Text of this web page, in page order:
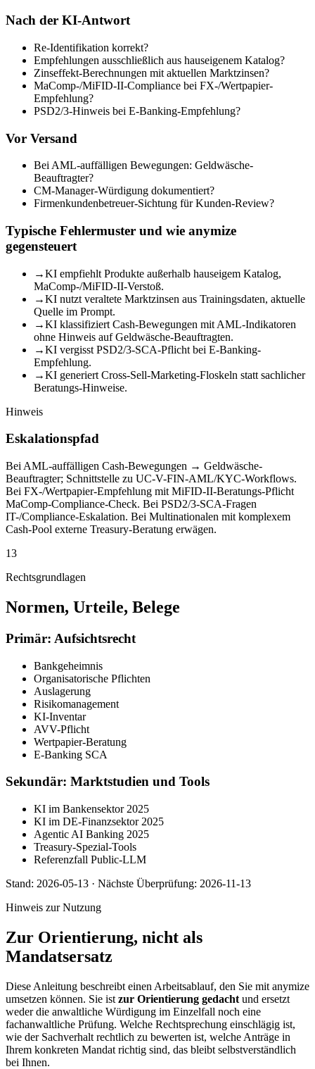
Nach der KI-Antwort
Re-Identifikation korrekt?
Empfehlungen ausschließlich aus hauseigenem Katalog?
Zinseffekt-Berechnungen mit aktuellen Marktzinsen?
MaComp-/MiFID-II-Compliance bei FX-/Wertpapier-
Empfehlung?
PSD2/3-Hinweis bei E-Banking-Empfehlung?
Vor Versand
Bei AML-auffälligen Bewegungen: Geldwäsche-
Beauftragter?
CM-Manager-Würdigung dokumentiert?
Firmenkundenbetreuer-Sichtung für Kunden-Review?
Typische Fehlermuster und wie anymize
gegensteuert
→KI empfiehlt Produkte außerhalb hauseigem Katalog,
MaComp-/MiFID-II-Verstoß.
→KI nutzt veraltete Marktzinsen aus Trainingsdaten, aktuelle
Quelle im Prompt.
→KI klassifiziert Cash-Bewegungen mit AML-Indikatoren
ohne Hinweis auf Geldwäsche-Beauftragten.
→KI vergisst PSD2/3-SCA-Pflicht bei E-Banking-
Empfehlung.
→KI generiert Cross-Sell-Marketing-Floskeln statt sachlicher
Beratungs-Hinweise.
Hinweis
Eskalationspfad
Bei AML-auffälligen Cash-Bewegungen → Geldwäsche-
Beauftragter; Schnittstelle zu UC-V-FIN-AML/KYC-Workflows.
Bei FX-/Wertpapier-Empfehlung mit MiFID-II-Beratungs-Pflicht
MaComp-Compliance-Check. Bei PSD2/3-SCA-Fragen
IT-/Compliance-Eskalation. Bei Multinationalen mit komplexem
Cash-Pool externe Treasury-Beratung erwägen.
13
Rechtsgrundlagen
Normen, Urteile, Belege
Primär: Aufsichtsrecht
Bankgeheimnis
Organisatorische Pflichten
Auslagerung
Risikomanagement
KI-Inventar
AVV-Pflicht
Wertpapier-Beratung
E-Banking SCA
Sekundär: Marktstudien und Tools
KI im Bankensektor 2025
KI im DE-Finanzsektor 2025
Agentic AI Banking 2025
Treasury-Spezial-Tools
Referenzfall Public-LLM
Stand: 2026-05-13 · Nächste Überprüfung: 2026-11-13
Hinweis zur Nutzung
Zur Orientierung, nicht als
Mandatsersatz
Diese Anleitung beschreibt einen Arbeitsablauf, den Sie mit anymize
umsetzen können. Sie ist zur Orientierung gedacht und ersetzt
weder die anwaltliche Würdigung im Einzelfall noch eine
fachanwaltliche Prüfung. Welche Rechtsprechung einschlägig ist,
wie der Sachverhalt rechtlich zu bewerten ist, welche Anträge in
Ihrem konkreten Mandat richtig sind, das bleibt selbstverständlich
bei Ihnen.